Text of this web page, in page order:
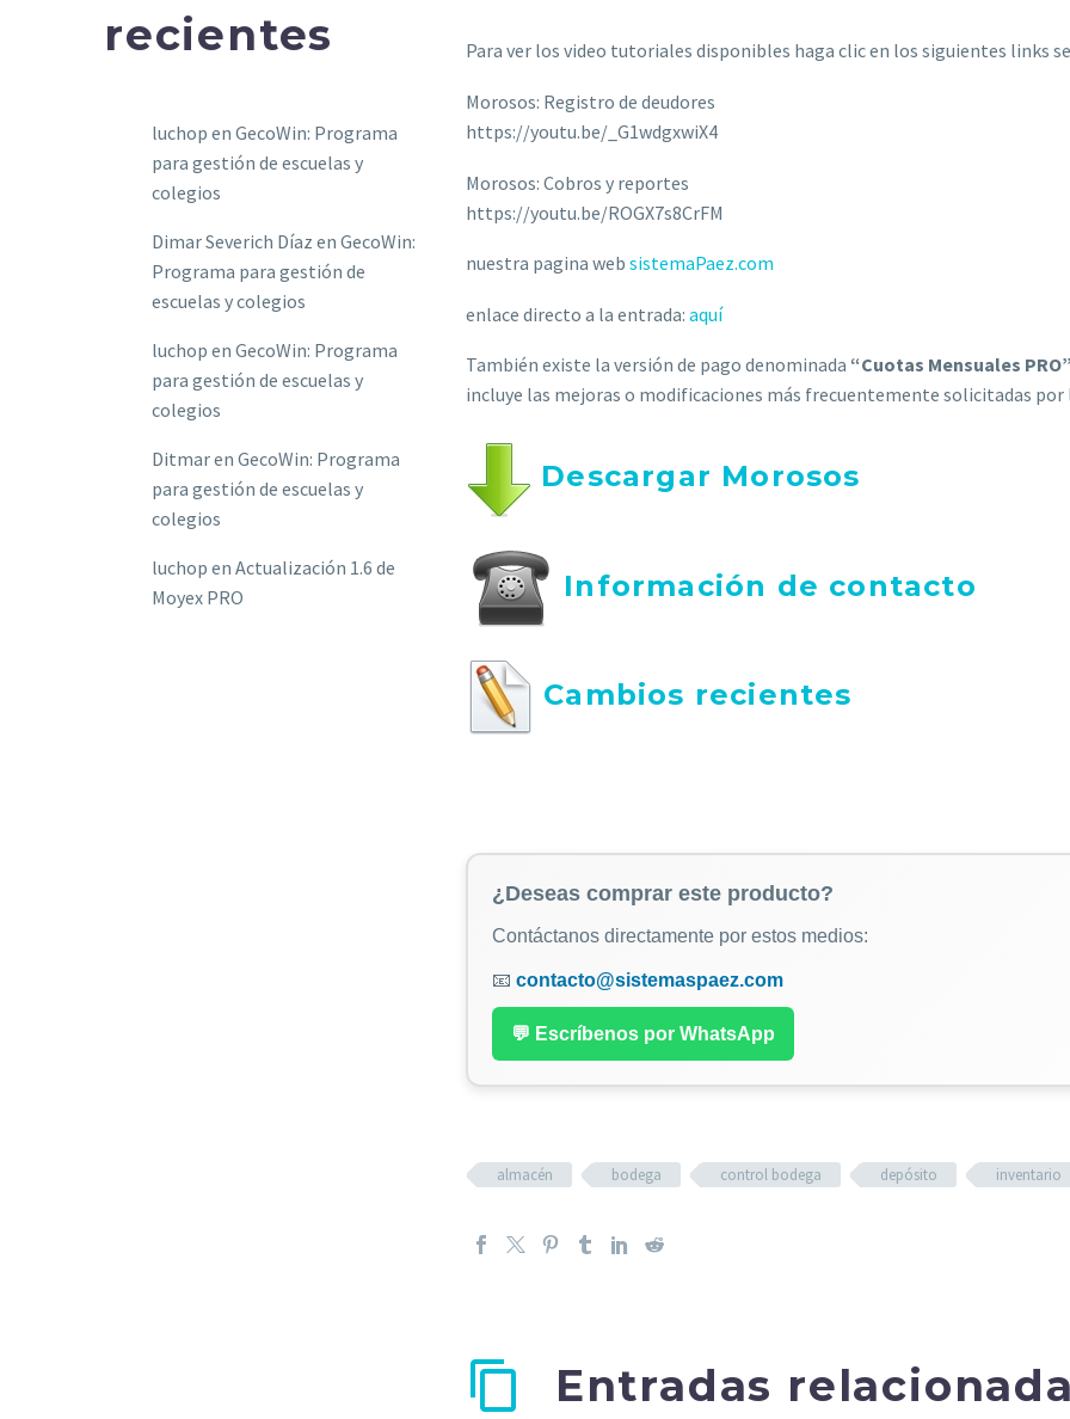
Para ver los video tutoriales disponibles haga clic en los siguientes links
Morosos: Registro de deudores
https://youtu.be/_G1wdgxwiX4
Morosos: Cobros y reportes
https://youtu.be/ROGX7s8CrFM
nuestra pagina web sistemaPaez.com
enlace directo a la entrada: aquí
También existe la versión de pago denominada “Cuotas Mensuales
incluye las mejoras o modificaciones más frecuentemente solicitadas por
Descargar Morosos
Información de contacto
Cambios recientes
¿Deseas comprar este producto?
Contáctanos directamente por estos medios:
📧 contacto@sistemaspaez.com
💬 Escríbenos por WhatsApp
almacén bodega control bodega depósito inventario
Entradas
recientes
luchop en GecoWin: Programa
para gestión de escuelas y
colegios
Dimar Severich Díaz en GecoWin:
Programa para gestión de
escuelas y colegios
luchop en GecoWin: Programa
para gestión de escuelas y
colegios
Ditmaren GecoWin: Programa
para gestión de escuelas y
colegios
luchop en Actualización 1.6 de
Moyex PRO